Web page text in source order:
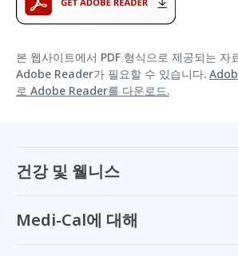
본 웹사이트에서 PDF 형식으로 제공되는 자
Adobe Reader가 필요할 수 있습니다.
로 Adobe Reader를 다운로드.
건강 및 웰니스
Medi-Cal에 대해